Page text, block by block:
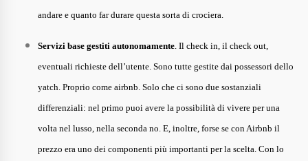
andare e quanto far durare questa sorta di crociera.
Servizi base gestiti autonomamente . Il check in, il check out,
eventuali richieste dell’utente. Sono tutte gestite dai possessori dello
yatch. Proprio come airbnb. Solo che ci sono due sostanziali
differenziali: nel primo puoi avere la possibilità di vivere per una
volta nel lusso, nella seconda no. E, inoltre, forse se con Airbnb il
prezzo era uno dei componenti più importanti per la scelta. Con lo